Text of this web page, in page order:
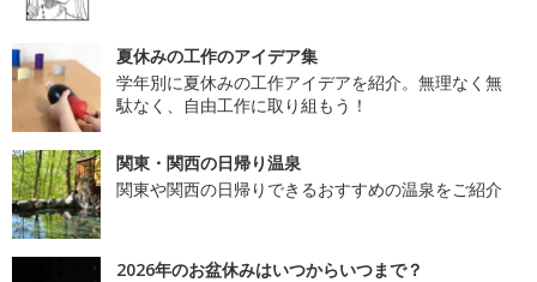
夏休みの工作のアイデア集
学年別に夏休みの工作アイデアを紹介。無理なく無
駄なく、自由工作に取り組もう！
関東・関西の日帰り温泉
関東や関西の日帰りできるおすすめの温泉をご紹介
2026年のお盆休みはいつからいつまで？